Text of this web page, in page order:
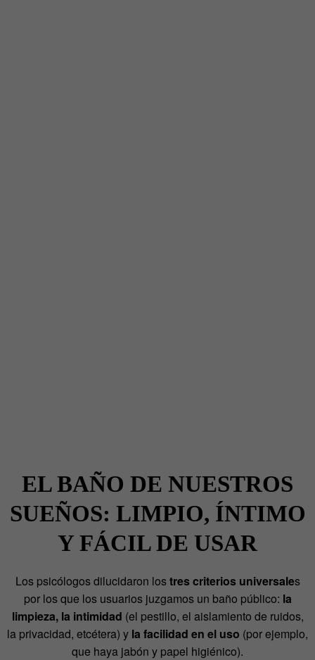
EL BAÑO DE NUESTROS
SUEÑOS: LIMPIO, ÍNTIMO
Y FÁCIL DE USAR
Los psicólogos dilucidaron lostres criterios universales
por los que los usuarios juzgamos un baño público: la
limpieza, la intimidad (el pestillo, el aislamiento de ruidos,
la privacidad, etcétera) y la facilidad en el uso (por ejemplo,
que haya jabón y papel higiénico).